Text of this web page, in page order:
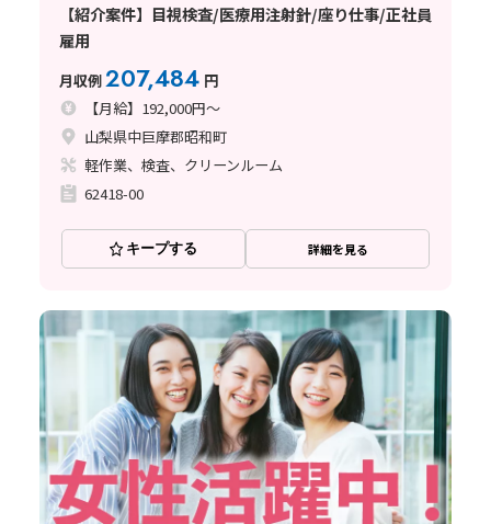
【紹介案件】目視検査/医療用注射針/座り仕事/正社員
雇用
月収例207,484 円
【月給】192,000円～
山梨県中巨摩郡昭和町
軽作業、検査、クリーンルーム
62418-00
キープする 詳細を見る